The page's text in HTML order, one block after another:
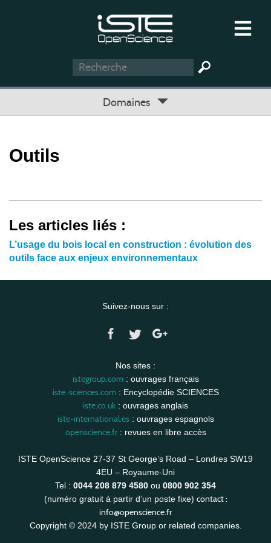
Domaines
Outils
Les articles liés :
L’usage du bois local en construction : évolution des
outils face aux enjeux environnementaux
Suivez-nous sur :
Nos sites :
istegroup.com: ouvrages français
iste-sciences.com: Encyclopédie SCIENCES
iste.co.uk : ouvrages anglais
iste-international.es: ouvrages espagnols
openscience.fr: revues en libre accès
ISTE OpenScience 27-37 St George’s Road – Londres SW19
4EU – Royaume-Uni
Tel : 0044 208 879 4580 ou 0800 902 354
(numéro gratuit à partir d’un poste fixe) contact :
info@openscience.fr
Copyright © 2024 by ISTE Group or related companies.